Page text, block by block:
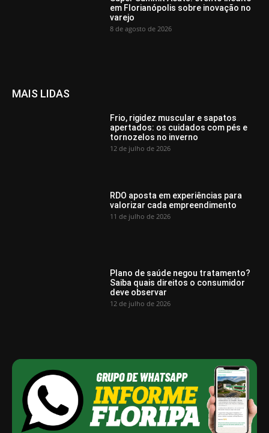
em Florianópolis sobre inovação no
varejo
8 de agosto de 2026
MAIS LIDAS
Frio, rigidez muscular e sapatos
apertados: os cuidados com pés e
tornozelos no inverno
12 de julho de 2026
RDO aposta em experiências para
valorizar cada empreendimento
11 de julho de 2026
Plano de saúde negou tratamento?
Saiba quais direitos o consumidor
deve observar
12 de julho de 2026